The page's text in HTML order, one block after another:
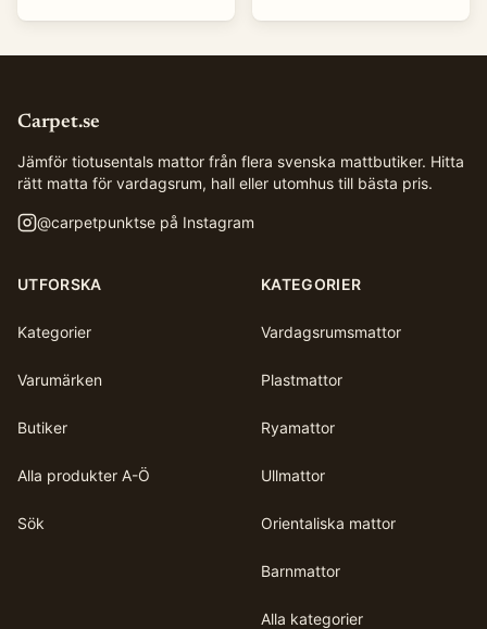
Carpet.se
Jämför tiotusentals mattor från flera svenska mattbutiker. Hitta
rätt matta för vardagsrum, hall eller utomhus till bästa pris.
@carpetpunktse på Instagram
UTFORSKA
Kategorier
Varumärken
Butiker
Alla produkter A-Ö
Sök
KATEGORIER
Vardagsrumsmattor
Plastmattor
Ryamattor
Ullmattor
Orientaliska mattor
Barnmattor
Alla kategorier